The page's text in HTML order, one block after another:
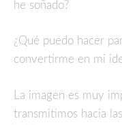
he soñado?
¿Qué puedo hacer
convertirme en mi
La imagen es muy
transmitimos hacia